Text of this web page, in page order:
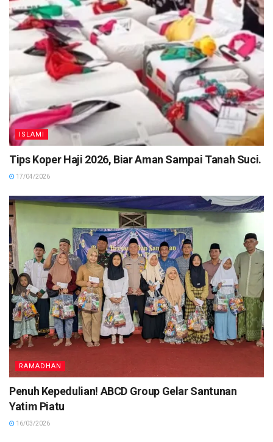
ISLAMI
Tips Koper Haji 2026, Biar Aman Sampai Tanah Suci.
17/04/2026
RAMADHAN
Penuh Kepedulian! ABCD Group Gelar Santunan
Yatim Piatu
16/03/2026